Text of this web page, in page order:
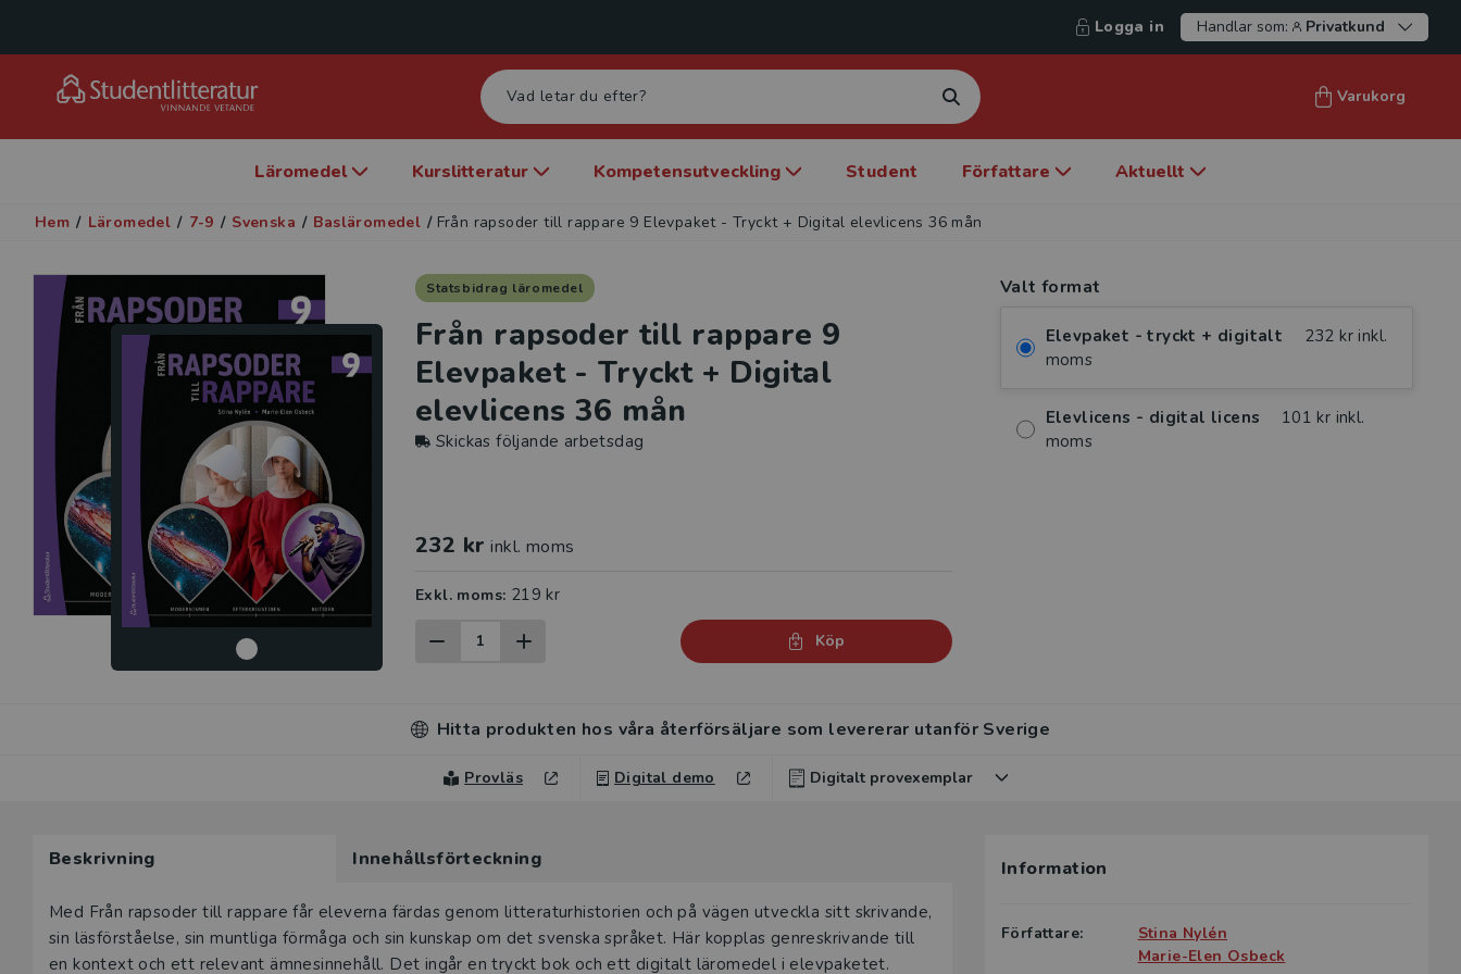
Logga in Handlar som: Privatkund
Varukorg
Läromedel Kurslitteratur Kompetensutveckling Student Författare Aktuellt
Hem / Läromedel / 7-9 / Svenska / Basläromedel / Från rapsoder till rappare 9 Elevpaket - Tryckt + Digital elevlicens 36 mån
Statsbidrag läromedel
Från rapsoder till rappare 9
Elevpaket - Tryckt + Digital
elevlicens 36 mån
Skickas följande arbetsdag
232 kr inkl. moms
Exkl. moms: 219 kr
Köp
Valt format
Elevpaket - tryckt + digitalt
232 kr inkl.
moms
Elevlicens - digital licens
101 kr inkl.
moms
Hitta produkten hos våra återförsäljare som levererar utanför Sverige
Provläs Digital demo Digitalt provexemplar
här produkten.
Ett digitalt provexemplar ger dig tillgång till det digitala läromedlet där den digitala
boken ingår under tre månader. Observera att erbjudandet endast gäller relevanta
produkter för din undervisning (nivå och ämne) och dig som är verksam i Sverige.
Beskrivning Innehållsförteckning
Beskrivning
Med Från rapsoder till rappare får eleverna färdas genom litteraturhistorien och på vägen utveckla sitt skrivande,
sin läsförståelse, sin muntliga förmåga och sin kunskap om det svenska språket. Här kopplas genreskrivande till
en kontext och ett relevant ämnesinnehåll. Det ingår en tryckt bok och ett digitalt läromedel i elevpaketet.
Information
Författare:
Stina Nylén
Marie-Elen Osbeck